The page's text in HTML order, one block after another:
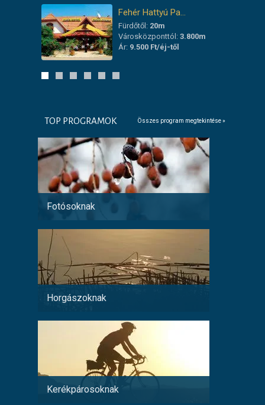
Fehér Hattyú Pa…
Fürdőtől: 20m
Városközponttól: 3.800m
Ár: 9.500 Ft/éj-től
TOP PROGRAMOK Összes program megtekintése »
Fotósoknak
Horgászoknak
Kerékpárosoknak